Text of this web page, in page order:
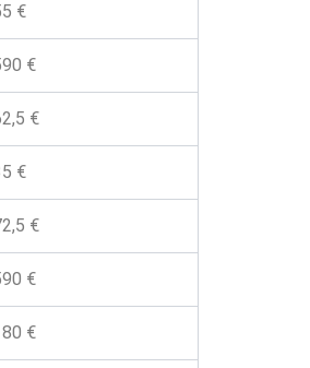
€
€
€
€
€
€
€